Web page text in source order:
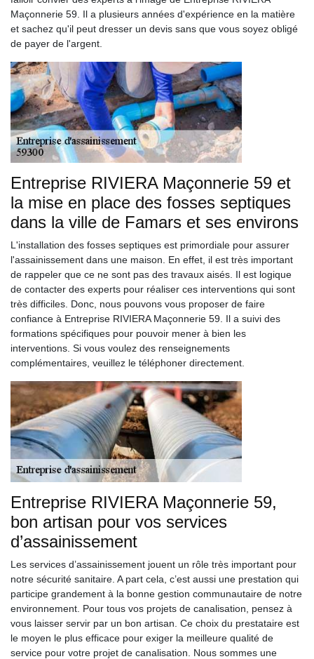
Maçonnerie 59. Il a plusieurs années d'expérience en la matière
et sachez qu'il peut dresser un devis sans que vous soyez obligé
de payer de l'argent.
Entreprise RIVIERA Maçonnerie 59 et
la mise en place des fosses septiques
dans la ville de Famars et ses environs
L'installation des fosses septiques est primordiale pour assurer
l'assainissement dans une maison. En effet, il est très important
de rappeler que ce ne sont pas des travaux aisés. Il est logique
de contacter des experts pour réaliser ces interventions qui sont
très difficiles. Donc, nous pouvons vous proposer de faire
confiance à Entreprise RIVIERA Maçonnerie 59. Il a suivi des
formations spécifiques pour pouvoir mener à bien les
interventions. Si vous voulez des renseignements
complémentaires, veuillez le téléphoner directement.
Entreprise RIVIERA Maçonnerie 59,
bon artisan pour vos services
d’assainissement
Les services d’assainissement jouent un rôle très important pour
notre sécurité sanitaire. A part cela, c’est aussi une prestation qui
participe grandement à la bonne gestion communautaire de notre
environnement. Pour tous vos projets de canalisation, pensez à
vous laisser servir par un bon artisan. Ce choix du prestataire est
le moyen le plus efficace pour exiger la meilleure qualité de
service pour votre projet de canalisation. Nous sommes une